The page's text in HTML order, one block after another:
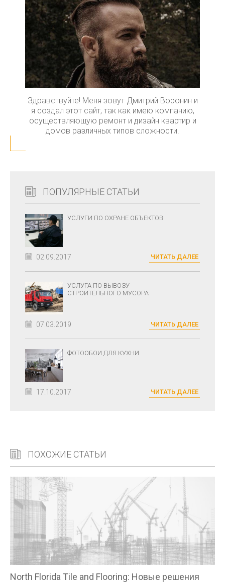
Здравствуйте! Меня зовут Дмитрий Воронин и
я создал этот сайт, так как имею компанию,
осуществляющую ремонт и дизайн квартир и
домов различных типов сложности.
ПОПУЛЯРНЫЕ СТАТЬИ
УСЛУГИ ПО ОХРАНЕ ОБЪЕКТОВ
02.09.2017 ЧИТАТЬ ДАЛЕЕ
УСЛУГА ПО ВЫВОЗУ
СТРОИТЕЛЬНОГО МУСОРА
07.03.2019 ЧИТАТЬ ДАЛЕЕ
ФОТООБОИ ДЛЯ КУХНИ
17.10.2017 ЧИТАТЬ ДАЛЕЕ
ПОХОЖИЕ СТАТЬИ
North Florida Tile and Flooring: Новые решения